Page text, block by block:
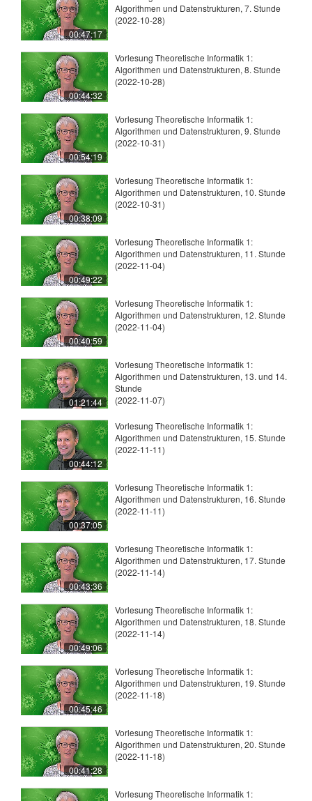
00:47:17
Algorithmen und Datenstrukturen, 7. Stunde
(2022-10-28)
00:44:32
Vorlesung Theoretische Informatik 1:
Algorithmen und Datenstrukturen, 8. Stunde
(2022-10-28)
00:54:19
Vorlesung Theoretische Informatik 1:
Algorithmen und Datenstrukturen, 9. Stunde
(2022-10-31)
00:38:09
Vorlesung Theoretische Informatik 1:
Algorithmen und Datenstrukturen, 10. Stunde
(2022-10-31)
00:49:22
Vorlesung Theoretische Informatik 1:
Algorithmen und Datenstrukturen, 11. Stunde
(2022-11-04)
00:40:59
Vorlesung Theoretische Informatik 1:
Algorithmen und Datenstrukturen, 12. Stunde
(2022-11-04)
01:21:44
Vorlesung Theoretische Informatik 1:
Algorithmen und Datenstrukturen, 13. und 14.
Stunde
(2022-11-07)
00:44:12
Vorlesung Theoretische Informatik 1:
Algorithmen und Datenstrukturen, 15. Stunde
(2022-11-11)
00:37:05
Vorlesung Theoretische Informatik 1:
Algorithmen und Datenstrukturen, 16. Stunde
(2022-11-11)
00:43:36
Vorlesung Theoretische Informatik 1:
Algorithmen und Datenstrukturen, 17. Stunde
(2022-11-14)
00:49:06
Vorlesung Theoretische Informatik 1:
Algorithmen und Datenstrukturen, 18. Stunde
(2022-11-14)
00:45:46
Vorlesung Theoretische Informatik 1:
Algorithmen und Datenstrukturen, 19. Stunde
(2022-11-18)
00:41:28
Vorlesung Theoretische Informatik 1:
Algorithmen und Datenstrukturen, 20. Stunde
(2022-11-18)
Vorlesung Theoretische Informatik 1: